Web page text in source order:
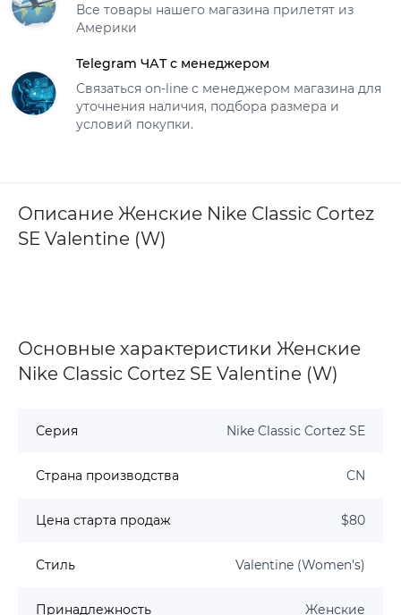
Все товары нашего магазина прилетят из
Америки
Telegram ЧАТ с менеджером
Связаться on-line с менеджером магазина для
уточнения наличия, подбора размера и
условий покупки.
Описание Женские Nike Classic Cortez
SE Valentine (W)
Основные характеристики Женские
Nike Classic Cortez SE Valentine (W)
Серия Nike Classic Cortez SE
Страна производства CN
Цена старта продаж $80
Стиль Valentine (Women's)
Принадлежность Женские